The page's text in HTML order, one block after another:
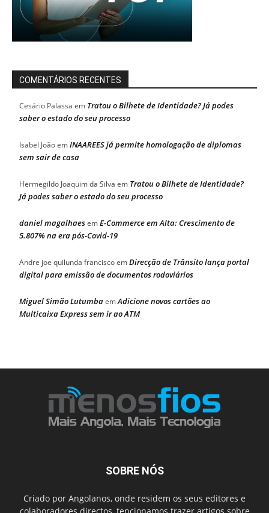
COMENTÁRIOS RECENTES
Cesário Palassa em Tratou o Bilhete de Identidade? Já podes
saber o estado do seu processo
Isabel JoãoemINAAREES já permite homologação de diplomas
sem sair de casa
Hermegildo Joaquim da Silva em Tratou o Bilhete de Identidade?
Já podes saber o estado do seu processo
daniel magalhaesemE-Commerce em Alta: Crescimento de
5.807% na era pós-Covid-19
Andre joe quilunda franciscoemDirecção de Trânsito lança portal
digital para emissão de documentos rodoviários
Miguel Simão LutumbaemAdicione novos cartões ao
Multicaixa Express sem ir ao ATM
SOBRE NÓS
Criado por Angolanos, onde residem os seus editores e